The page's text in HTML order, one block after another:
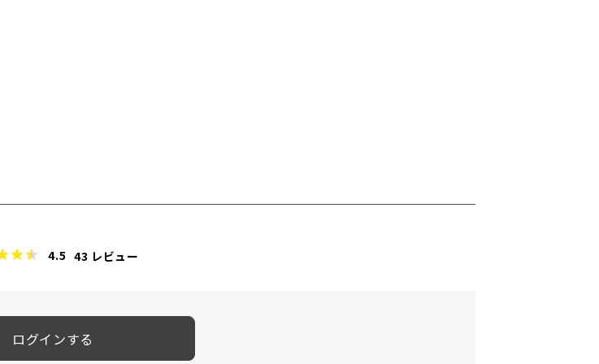
4.5 43 レビュー
ログインする